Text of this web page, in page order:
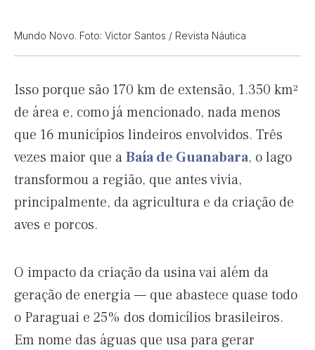
Mundo Novo. Foto: Victor Santos / Revista Náutica
Isso porque são 170 km de extensão, 1.350 km²
de área e, como já mencionado, nada menos
que 16 municípios lindeiros envolvidos. Três
vezes maior que aBaía de Guanabara, o lago
transformou a região, que antes vivia,
principalmente, da agricultura e da criação de
aves e porcos.
O impacto da criação da usina vai além da
geração de energia — que abastece quase todo
o Paraguai e 25% dos domicílios brasileiros.
Em nome das águas que usa para gerar